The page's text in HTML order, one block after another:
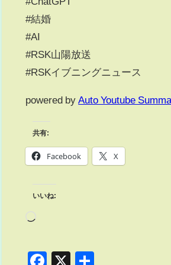
#結婚
#AI
#RSK山陽放送
#RSKイブニングニュース
powered by Auto Youtube
共有:
Facebook X
いいね:
Facebook
X